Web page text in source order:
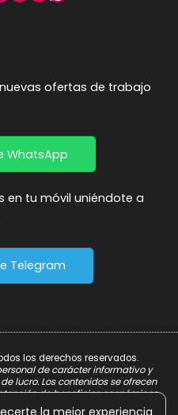
ofertas de trabajo
WhatsApp
en tu móvil uniéndote a
Telegram
los derechos reservados.
de carácter informativo y
lucro. Los contenidos se ofrecen
de beneficios económicos.
la mejor experiencia